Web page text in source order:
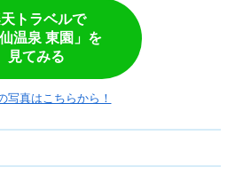
トラベルで
仙温泉 東園」を
見てみる
写真はこちらから！